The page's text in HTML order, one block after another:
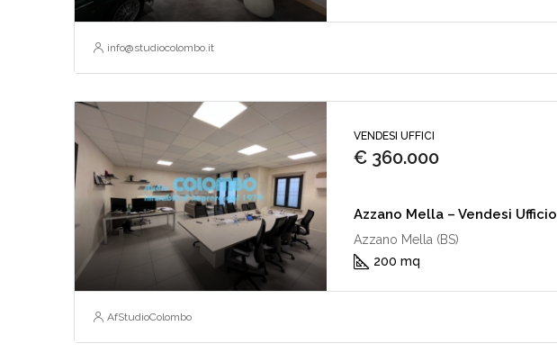
info@studiocolombo.it
VENDESI UFFICI
€ 360.000
Azzano Mella – Vendesi Ufficio
Azzano Mella (BS)
200 mq
AfStudioColombo